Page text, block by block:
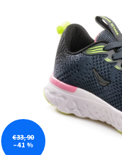
5
hviezdičiek.
€33,90
–41 %